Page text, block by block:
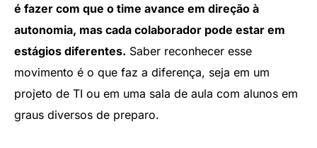
é fazer com que o time avance em direção à
autonomia, mas cada colaborador pode estar em
estágios diferentes. Saber reconhecer esse
movimento é o que faz a diferença, seja em um
projeto de TI ou em uma sala de aula com alunos em
graus diversos de preparo.